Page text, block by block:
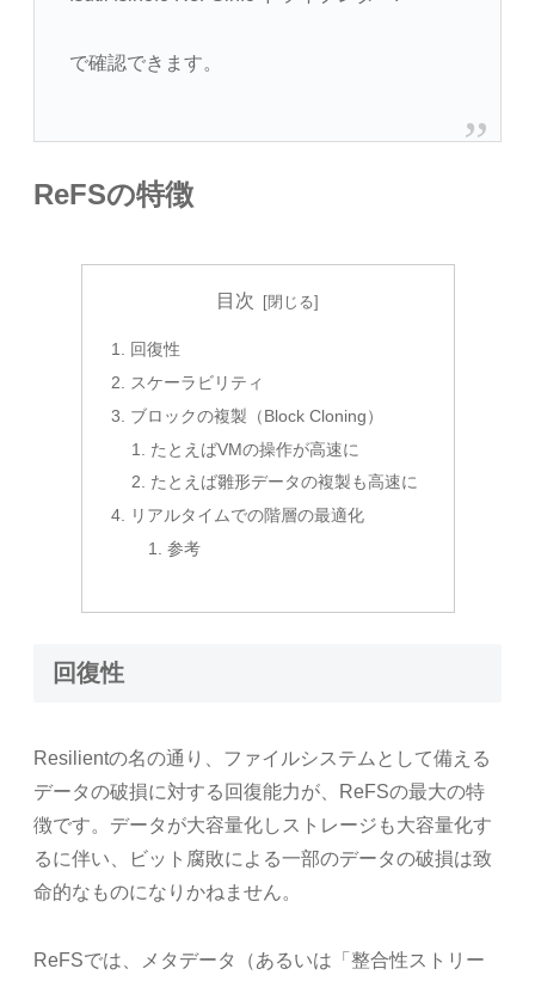
で確認できます。
ReFSの特徴
目次
回復性
スケーラビリティ
ブロックの複製（Block Cloning）
たとえばVMの操作が高速に
たとえば雛形データの複製も高速に
リアルタイムでの階層の最適化
参考
回復性
Resilientの名の通り、ファイルシステムとして備える
データの破損に対する回復能力が、ReFSの最大の特
徴です。データが大容量化しストレージも大容量化す
るに伴い、ビット腐敗による一部のデータの破損は致
命的なものになりかねません。
ReFSでは、メタデータ（あるいは「整合性ストリー